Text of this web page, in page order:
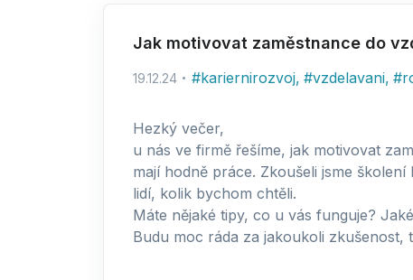
Jak motivovat zaměstnance do
19.12.24 #kariernirozvoj, #vzdelavani, #
Hezký večer,
u nás ve firmě řešíme, jak motivovat
mají hodně práce. Zkoušeli jsme
lidí, kolik bychom chtěli.
Máte nějaké tipy, co u vás funguje?
Budu moc ráda za jakoukoli